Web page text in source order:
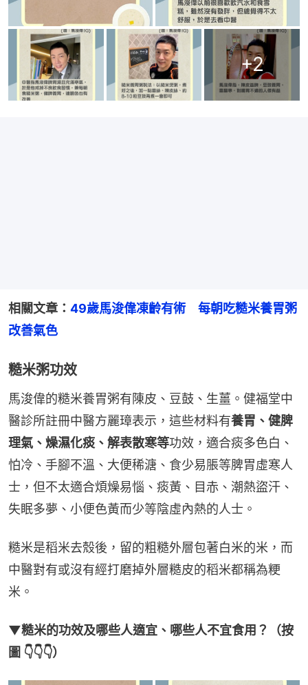
+2
相關文章： 49歲馬浚偉凍齡有術　每朝吃糙米養胃粥
改善氣色
糙米粥功效
馬浚偉的糙米養胃粥有陳皮、豆鼓、生薑。健福堂中
醫診所註冊中醫方麗璋表示，這些材料有養胃、健脾
理氣、燥濕化痰、解表散寒等功效，適合痰多色白、
怕冷、手腳不溫、大便稀溏、食少易脹等脾胃虛寒人
士，但不太適合煩燥易惱、痰黃、目赤、潮熱盜汗、
失眠多夢、小便色黃而少等陰虛內熱的人士。
糙米是稻米去殼後，留的粗糙外層包著白米的米，而
中醫對有或沒有經打磨掉外層糙皮的稻米都稱為粳
米。
▼糙米的功效及哪些人適宜、哪些人不宜食用？（按
圖 👇👇👇）